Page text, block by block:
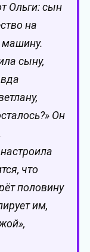
Ольги: сын
на
машину.
сыну,
Он
что
половину
им,